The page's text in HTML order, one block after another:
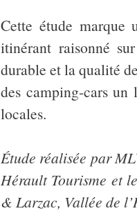
Cette étude marque
itinérant raisonné
durable et la qualité
des camping-cars
locales.
Étude réalisée par
Hérault Tourisme et
& Larzac, Vallée de